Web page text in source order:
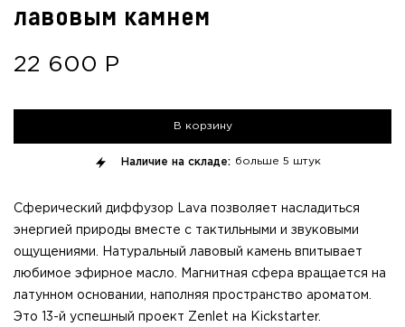
лавовым камнем
22 600 Р
В корзину
Наличие на складе: больше 5 штук
Сферический диффузор Lava позволяет насладиться
энергией природы вместе с тактильными и звуковыми
ощущениями. Натуральный лавовый камень впитывает
любимое эфирное масло. Магнитная сфера вращается на
латунном основании, наполняя пространство ароматом.
Это 13-й успешный проект Zenlet на Kickstarter.